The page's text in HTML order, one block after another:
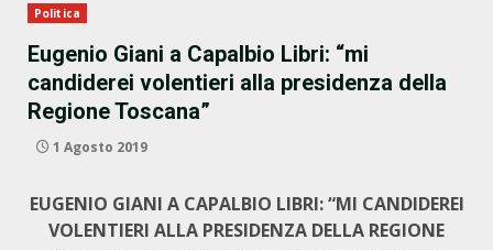
Politica
Eugenio Giani a Capalbio Libri: “mi
candiderei volentieri alla presidenza della
Regione Toscana”
1 Agosto 2019
EUGENIO GIANI A CAPALBIO LIBRI: “MI CANDIDEREI
VOLENTIERI ALLA PRESIDENZA DELLA REGIONE